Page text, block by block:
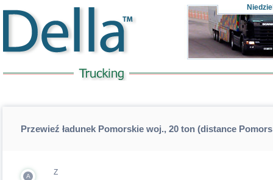
Przewieź ładunek Pomorskie woj., 20 ton (distance
A Z